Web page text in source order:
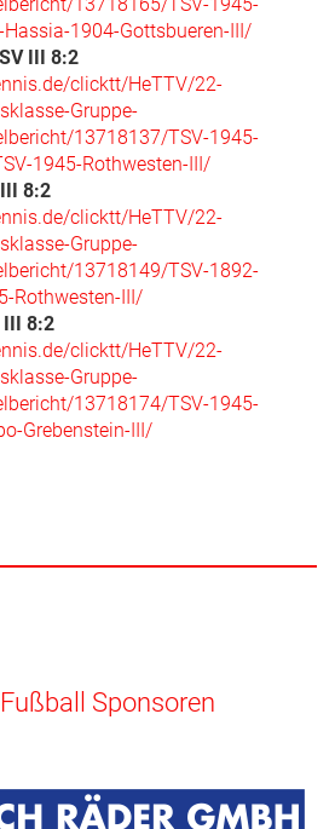
Hassia-1904-Gottsbueren-III/
III 8:2
clicktt/HeTTV/22-
Gruppe-
13718137/TSV-1945-
1945-Rothwesten-III/
8:2
clicktt/HeTTV/22-
Gruppe-
13718149/TSV-1892-
Rothwesten-III/
III 8:2
clicktt/HeTTV/22-
Gruppe-
13718174/TSV-1945-
Grebenstein-III/
Sponsoren